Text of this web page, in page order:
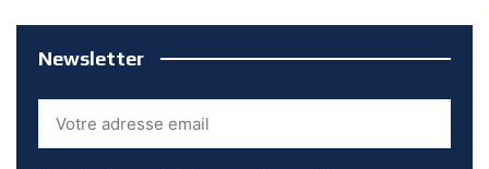
Newsletter